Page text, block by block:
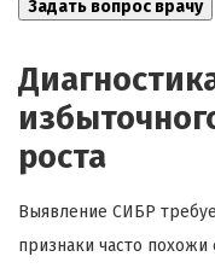
роста
Выявление СИБР
признаки часто